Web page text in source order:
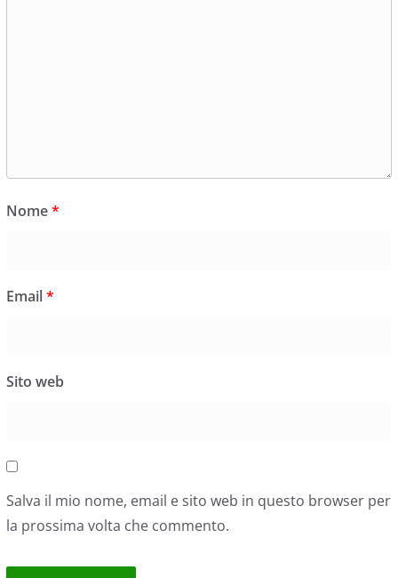
Nome*
Email*
Sito web
Salva il mio nome, email e sito web in questo browser per
la prossima volta che commento.